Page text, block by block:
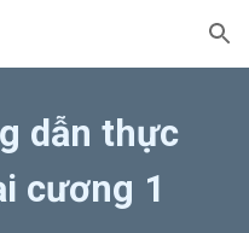
Skip to navigation
dẫn thực
cương 1